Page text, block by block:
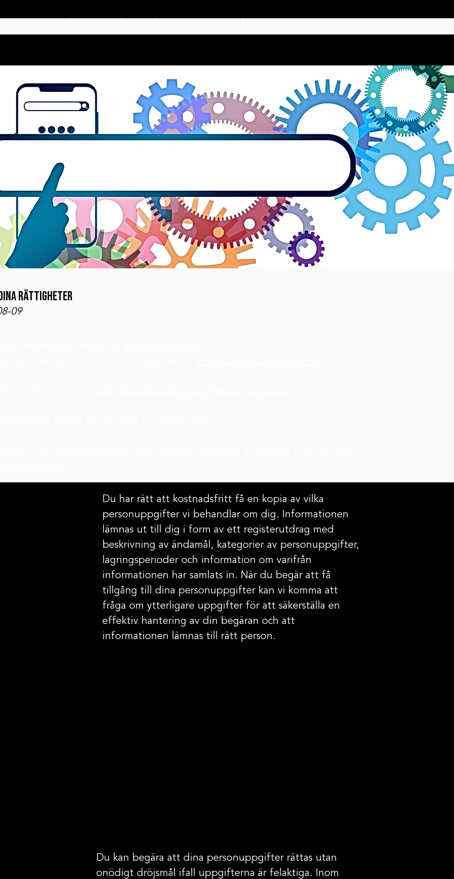
RÄTTIGHETER
09
Du har rätt att kostnadsfritt få en kopia av vilka
personuppgifter vi behandlar om dig. Informationen
lämnas ut till dig i form av ett registerutdrag med
beskrivning av ändamål, kategorier av personuppgifter,
lagringsperioder och information om varifrån
informationen har samlats in. När du begär att få
tillgång till dina personuppgifter kan vi komma att
fråga om ytterligare uppgifter för att säkerställa en
effektiv hantering av din begäran och att
informationen lämnas till rätt person.
Du kan begära att dina personuppgifter rättas utan
onödigt dröjsmål ifall uppgifterna är felaktiga. Inom